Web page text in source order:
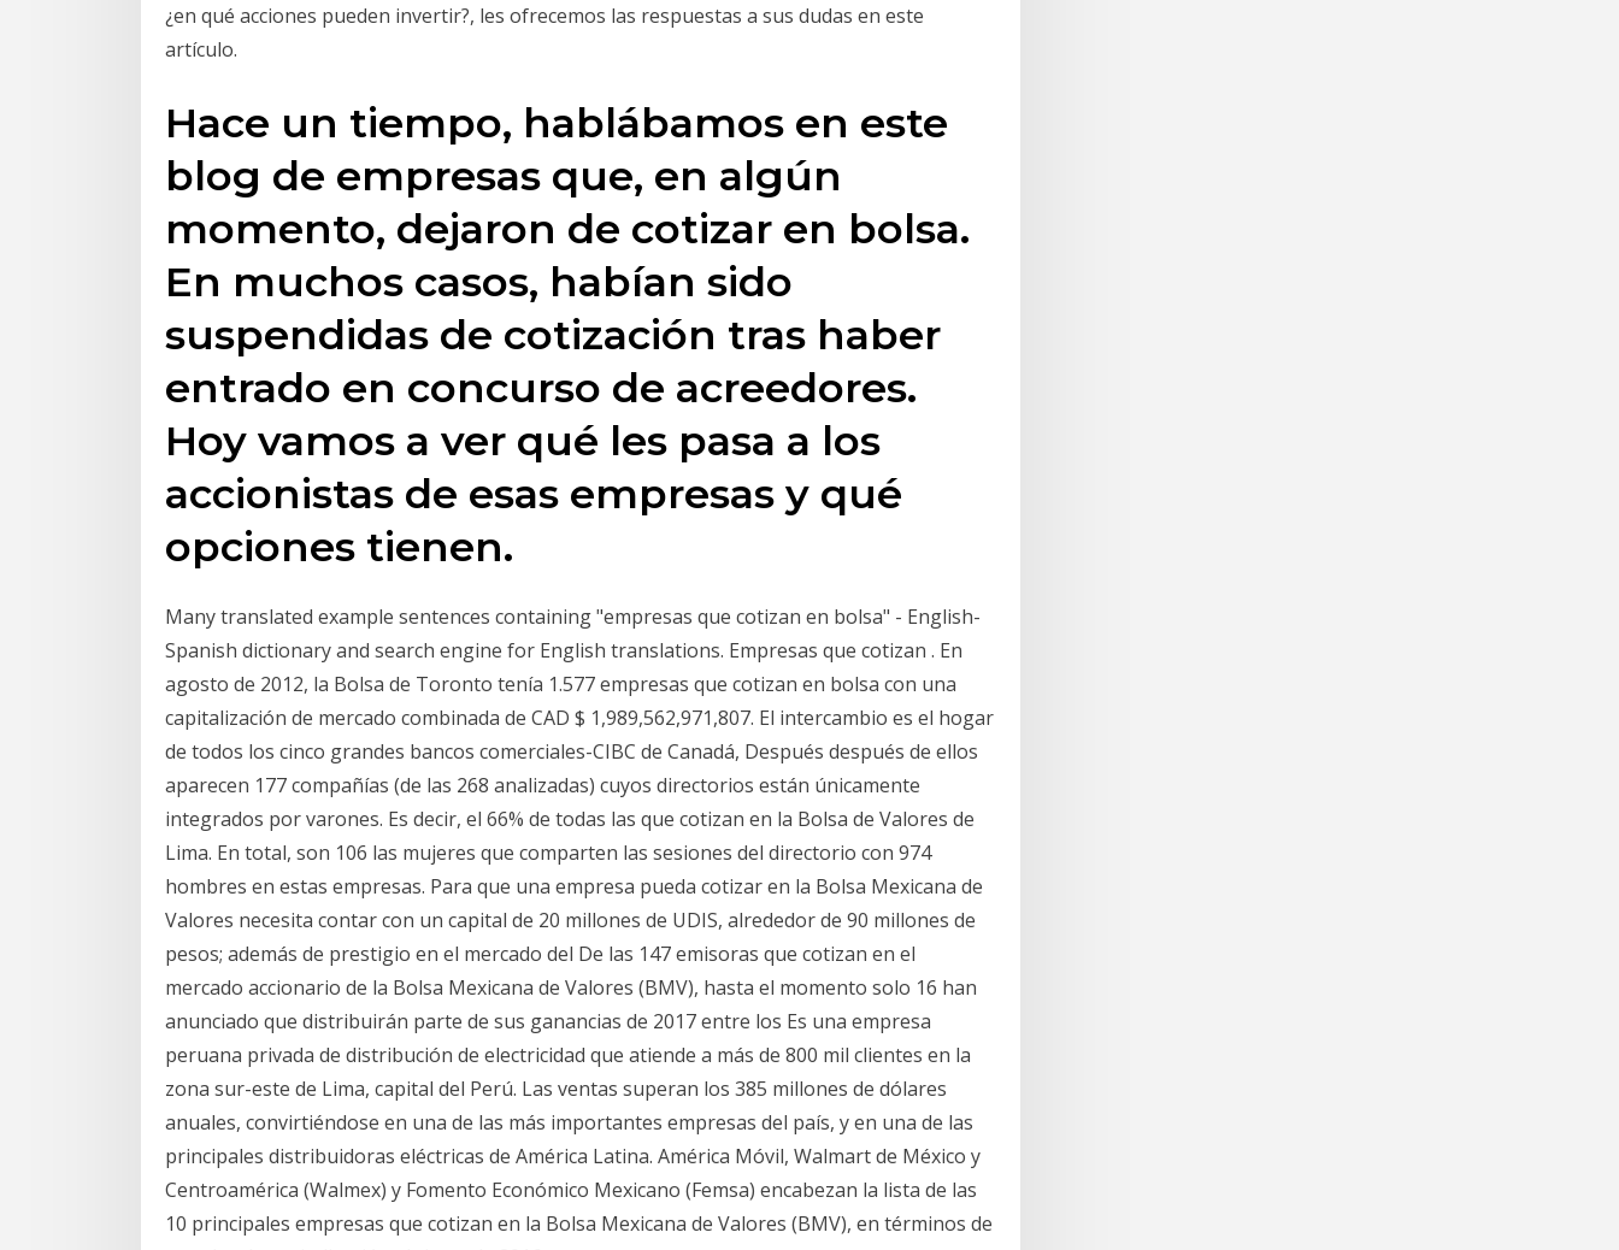
¿en qué acciones pueden invertir?, les ofrecemos las respuestas a sus dudas en este
artículo.
Hace un tiempo, hablábamos en este
blog de empresas que, en algún
momento, dejaron de cotizar en bolsa.
En muchos casos, habían sido
suspendidas de cotización tras haber
entrado en concurso de acreedores.
Hoy vamos a ver qué les pasa a los
accionistas de esas empresas y qué
opciones tienen.
Many translated example sentences containing "empresas que cotizan en bolsa" - English-
Spanish dictionary and search engine for English translations. Empresas que cotizan . En
agosto de 2012, la Bolsa de Toronto tenía 1.577 empresas que cotizan en bolsa con una
capitalización de mercado combinada de CAD $ 1,989,562,971,807. El intercambio es el hogar
de todos los cinco grandes bancos comerciales-CIBC de Canadá, Después después de ellos
aparecen 177 compañías (de las 268 analizadas) cuyos directorios están únicamente
integrados por varones. Es decir, el 66% de todas las que cotizan en la Bolsa de Valores de
Lima. En total, son 106 las mujeres que comparten las sesiones del directorio con 974
hombres en estas empresas. Para que una empresa pueda cotizar en la Bolsa Mexicana de
Valores necesita contar con un capital de 20 millones de UDIS, alrededor de 90 millones de
pesos; además de prestigio en el mercado del De las 147 emisoras que cotizan en el
mercado accionario de la Bolsa Mexicana de Valores (BMV), hasta el momento solo 16 han
anunciado que distribuirán parte de sus ganancias de 2017 entre los Es una empresa
peruana privada de distribución de electricidad que atiende a más de 800 mil clientes en la
zona sur-este de Lima, capital del Perú. Las ventas superan los 385 millones de dólares
anuales, convirtiéndose en una de las más importantes empresas del país, y en una de las
principales distribuidoras eléctricas de América Latina. América Móvil, Walmart de México y
Centroamérica (Walmex) y Fomento Económico Mexicano (Femsa) encabezan la lista de las
10 principales empresas que cotizan en la Bolsa Mexicana de Valores (BMV), en términos de